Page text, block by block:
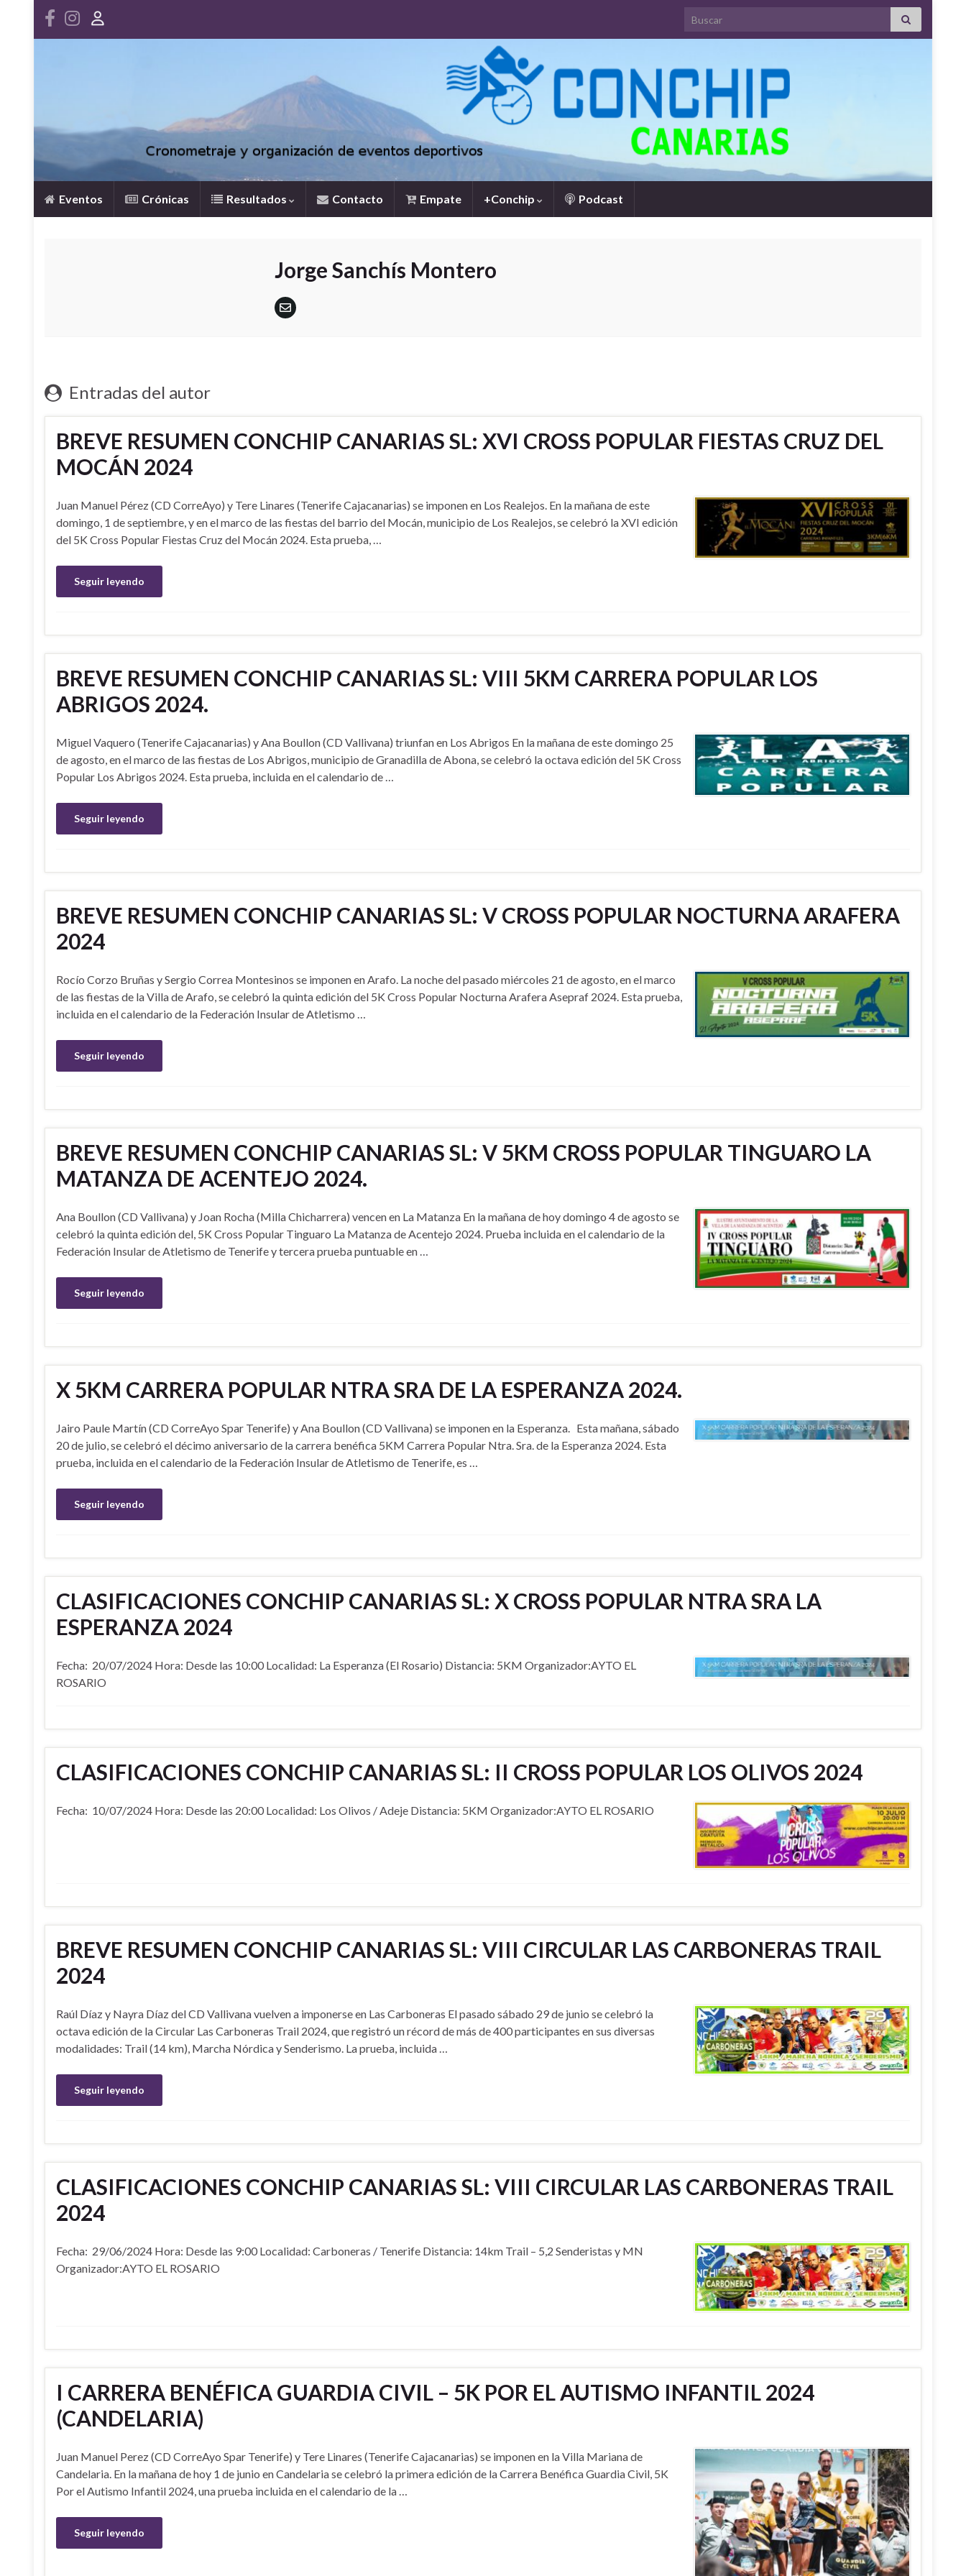
Search for:
Eventos Crónicas Resultados Contacto Empate +Conchip Podcast
Jorge Sanchís Montero
Entradas del autor
BREVE RESUMEN CONCHIP CANARIAS SL: XVI CROSS POPULAR FIESTAS CRUZ DEL
MOCÁN 2024
Juan Manuel Pérez (CD CorreAyo) y Tere Linares (Tenerife Cajacanarias) se imponen en Los Realejos. En la mañana de este
domingo, 1 de septiembre, y en el marco de las fiestas del barrio del Mocán, municipio de Los Realejos, se celebró la XVI edición
del 5K Cross Popular Fiestas Cruz del Mocán 2024. Esta prueba, …
Seguir leyendo
BREVE RESUMEN CONCHIP CANARIAS SL: VIII 5KM CARRERA POPULAR LOS
ABRIGOS 2024.
Miguel Vaquero (Tenerife Cajacanarias) y Ana Boullon (CD Vallivana) triunfan en Los Abrigos En la mañana de este domingo 25
de agosto, en el marco de las fiestas de Los Abrigos, municipio de Granadilla de Abona, se celebró la octava edición del 5K Cross
Popular Los Abrigos 2024. Esta prueba, incluida en el calendario de …
Seguir leyendo
BREVE RESUMEN CONCHIP CANARIAS SL: V CROSS POPULAR NOCTURNA ARAFERA
2024
Rocío Corzo Bruñas y Sergio Correa Montesinos se imponen en Arafo. La noche del pasado miércoles 21 de agosto, en el marco
de las fiestas de la Villa de Arafo, se celebró la quinta edición del 5K Cross Popular Nocturna Arafera Asepraf 2024. Esta prueba,
incluida en el calendario de la Federación Insular de Atletismo …
Seguir leyendo
BREVE RESUMEN CONCHIP CANARIAS SL: V 5KM CROSS POPULAR TINGUARO LA
MATANZA DE ACENTEJO 2024.
Ana Boullon (CD Vallivana) y Joan Rocha (Milla Chicharrera) vencen en La Matanza En la mañana de hoy domingo 4 de agosto se
celebró la quinta edición del, 5K Cross Popular Tinguaro La Matanza de Acentejo 2024. Prueba incluida en el calendario de la
Federación Insular de Atletismo de Tenerife y tercera prueba puntuable en …
Seguir leyendo
X 5KM CARRERA POPULAR NTRA SRA DE LA ESPERANZA 2024.
Jairo Paule Martín (CD CorreAyo Spar Tenerife) y Ana Boullon (CD Vallivana) se imponen en la Esperanza. Esta mañana, sábado
20 de julio, se celebró el décimo aniversario de la carrera benéfica 5KM Carrera Popular Ntra. Sra. de la Esperanza 2024. Esta
prueba, incluida en el calendario de la Federación Insular de Atletismo de Tenerife, es …
Seguir leyendo
CLASIFICACIONES CONCHIP CANARIAS SL: X CROSS POPULAR NTRA SRA LA
ESPERANZA 2024
Fecha: 20/07/2024 Hora: Desde las 10:00 Localidad: La Esperanza (El Rosario) Distancia: 5KM Organizador:AYTO EL
ROSARIO
CLASIFICACIONES CONCHIP CANARIAS SL: II CROSS POPULAR LOS OLIVOS 2024
Fecha: 10/07/2024 Hora: Desde las 20:00 Localidad: Los Olivos / Adeje Distancia: 5KM Organizador:AYTO EL ROSARIO
BREVE RESUMEN CONCHIP CANARIAS SL: VIII CIRCULAR LAS CARBONERAS TRAIL
2024
Raúl Díaz y Nayra Díaz del CD Vallivana vuelven a imponerse en Las Carboneras El pasado sábado 29 de junio se celebró la
octava edición de la Circular Las Carboneras Trail 2024, que registró un récord de más de 400 participantes en sus diversas
modalidades: Trail (14 km), Marcha Nórdica y Senderismo. La prueba, incluida …
Seguir leyendo
CLASIFICACIONES CONCHIP CANARIAS SL: VIII CIRCULAR LAS CARBONERAS TRAIL
2024
Fecha: 29/06/2024 Hora: Desde las 9:00 Localidad: Carboneras / Tenerife Distancia: 14km Trail – 5,2 Senderistas y MN
Organizador:AYTO EL ROSARIO
I CARRERA BENÉFICA GUARDIA CIVIL – 5K POR EL AUTISMO INFANTIL 2024
(CANDELARIA)
Juan Manuel Perez (CD CorreAyo Spar Tenerife) y Tere Linares (Tenerife Cajacanarias) se imponen en la Villa Mariana de
Candelaria. En la mañana de hoy 1 de junio en Candelaria se celebró la primera edición de la Carrera Benéfica Guardia Civil, 5K
Por el Autismo Infantil 2024, una prueba incluida en el calendario de la …
Seguir leyendo